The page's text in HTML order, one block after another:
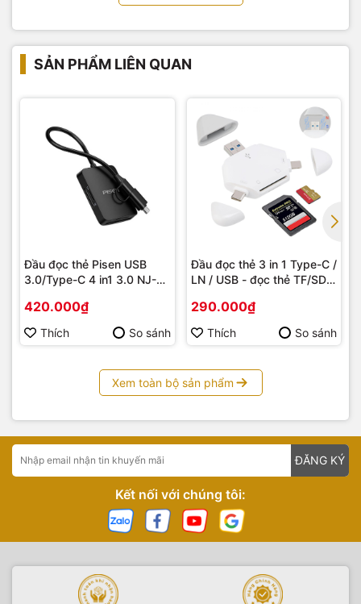
SẢN PHẨM LIÊN QUAN
Đầu đọc thẻ Pisen USB
3.0/Type-C 4 in1 3.0 NJ-
420.000₫
Thích So sánh
Đầu đọc thẻ 3 in 1 Type-C /
LN / USB - đọc thẻ TF/SD
290.000₫
Thích So sánh
Xem toàn bộ sản phẩm
ĐĂNG KÝ
Kết nối với chúng tôi: